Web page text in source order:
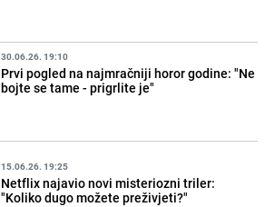
30.06.26. 19:10
Prvi pogled na najmračniji horor godine: "Ne
bojte se tame - prigrlite je"
15.06.26. 19:25
Netflix najavio novi misteriozni triler:
"Koliko dugo možete preživjeti?"